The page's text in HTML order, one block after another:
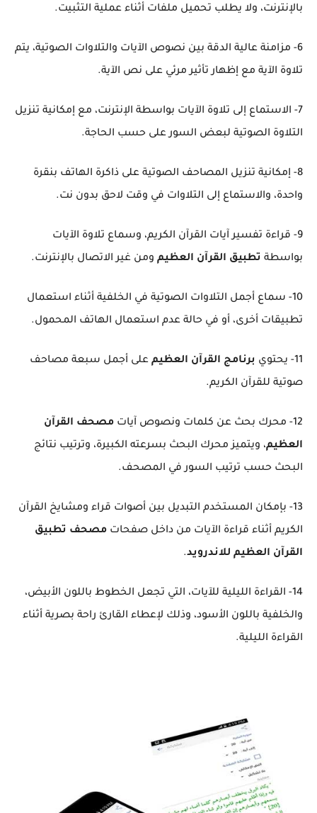
بالإنترنت، ولا يطلب تحميل ملفات أثناء عملية التثبيت.
6- مزامنة عالية الدقة بين نصوص الآيات والتلاوات الصوتية، يتم
تلاوة الآية مع إظهار تأثير مرئي على نص الآية.
7- الاستماع إلى تلاوة الآيات بواسطة الإنترنت، مع إمكانية تنزيل
التلاوة الصوتية لبعض السور على حسب الحاجة.
8- إمكانية تنزيل المصاحف الصوتية على ذاكرة الهاتف بنقرة
واحدة، والاستماع إلى التلاوات في وقت لاحق بدون نت.
9- قراءة تفسير آيات القرآن الكريم، وسماع تلاوة الآيات
بواسطة تطبيق القرآن العظيم ومن غير الاتصال بالإنترنت.
10- سماع أجمل التلاوات الصوتية في الخلفية أثناء استعمال
تطبيقات أخرى، أو في حالة عدم استعمال الهاتف المحمول.
11- يحتوي برنامج القرآن العظيم على أجمل سبعة مصاحف
صوتية للقرآن الكريم.
12- محرك بحث عن كلمات ونصوص آيات
مصحف القرآن
العظيم، ويتميز محرك البحث بسرعته الكبيرة، وترتيب نتائج
البحث حسب ترتيب السور في المصحف.
13- بإمكان المستخدم التبديل بين أصوات قراء ومشايخ القرآن
الكريم أثناء قراءة الآيات من داخل صفحات مصحف تطبيق
القرآن العظيم للاندرويد.
14- القراءة الليلية للآيات، التي تجعل الخطوط باللون الأبيض،
والخلفية باللون الأسود، وذلك لإعطاء القارئ راحة بصرية أثناء
القراءة الليلية.